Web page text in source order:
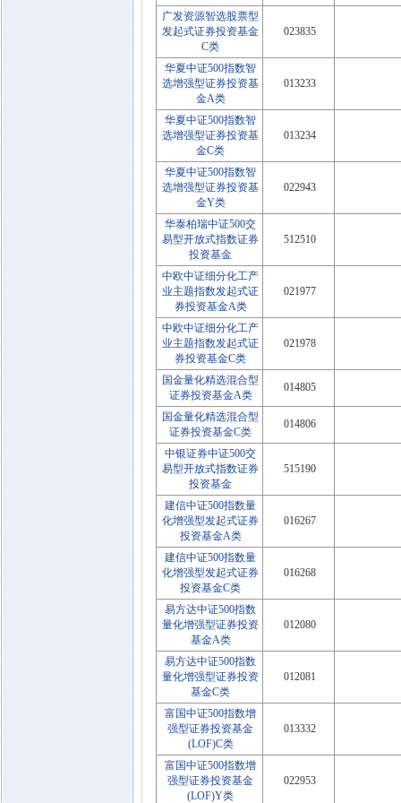
广发资源智选股票型
发起式证券投资基金
C类
023835
华夏中证500指数智
选增强型证券投资基
金A类
013233
华夏中证500指数智
选增强型证券投资基
金C类
013234
华夏中证500指数智
选增强型证券投资基
金Y类
022943
华泰柏瑞中证500交
易型开放式指数证券
投资基金
512510
中欧中证细分化工产
业主题指数发起式证
券投资基金A类
021977
中欧中证细分化工产
业主题指数发起式证
券投资基金C类
021978
国金量化精选混合型
证券投资基金A类
014805
国金量化精选混合型
证券投资基金C类
014806
中银证券中证500交
易型开放式指数证券
投资基金
515190
建信中证500指数量
化增强型发起式证券
投资基金A类
016267
建信中证500指数量
化增强型发起式证券
投资基金C类
016268
易方达中证500指数
量化增强型证券投资
基金A类
012080
易方达中证500指数
量化增强型证券投资
基金C类
012081
富国中证500指数增
强型证券投资基金
(LOF)C类
013332
富国中证500指数增
强型证券投资基金
(LOF)Y类
022953